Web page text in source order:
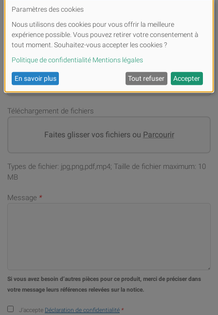
Numéro de téléphone portable (en cas de demandes)*
Adresse email*
Téléchargement de fichiers
Faites glisser vos fichiers ou Parcourir
Types de fichier: jpg,png,pdf,mp4; Taille de fichier maximum: 10
MB
Message *
Si vous avez besoin d’autres pièces pour ce produit, merci de préciser dans
votre message leurs références relevées sur la notice.
J’accepte Déclaration de confidentialité *